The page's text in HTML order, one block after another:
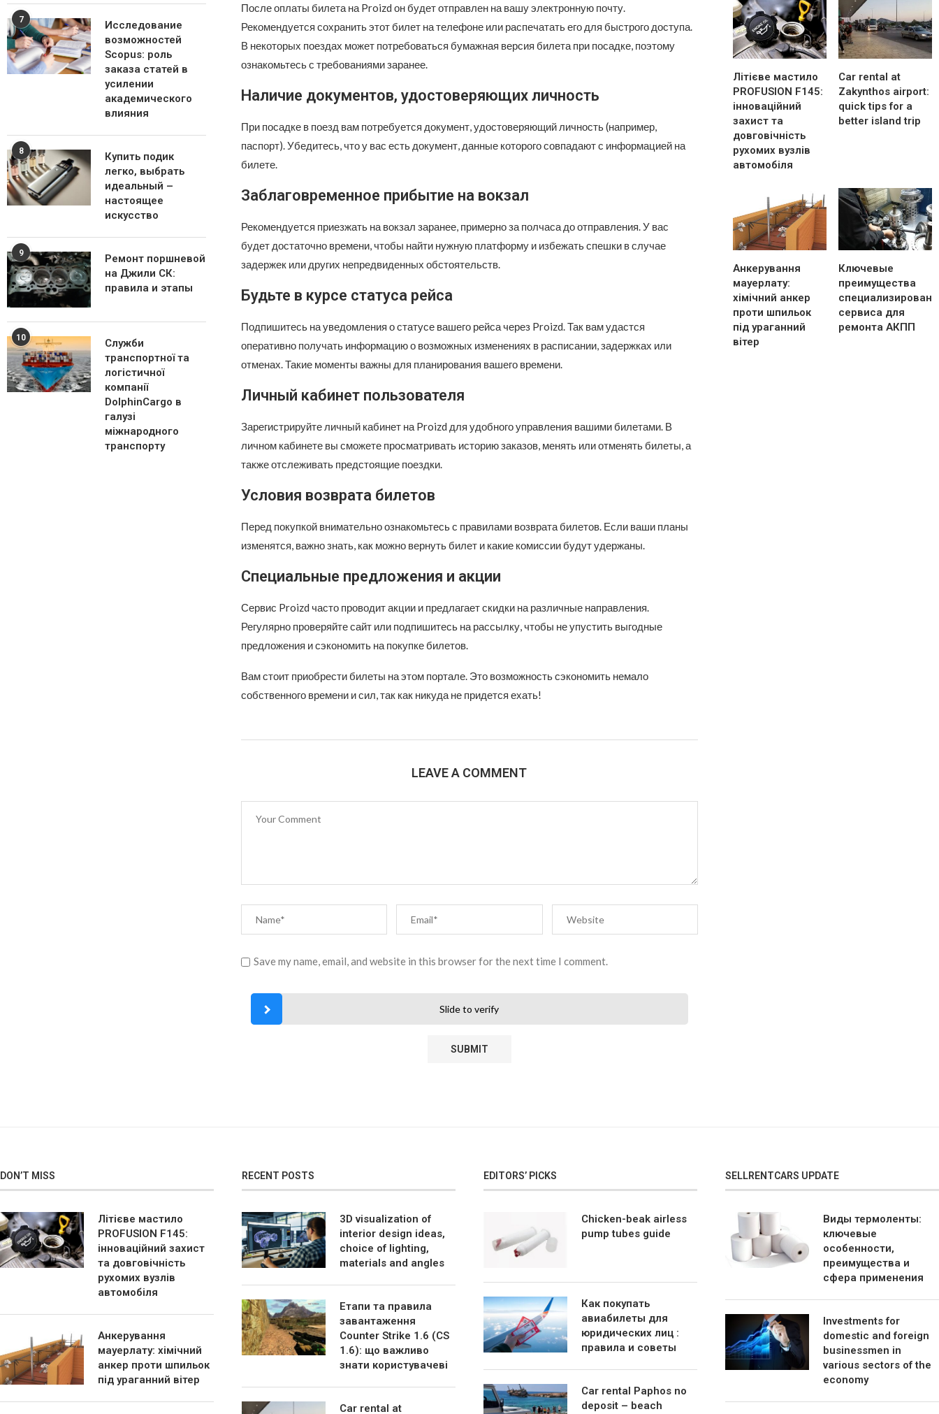
После оплаты билета на Proizd он будет отправлен на вашу электронную почту.
Рекомендуется сохранить этот билет на телефоне или распечатать его для быстрого доступа.
В некоторых поездах может потребоваться бумажная версия билета при посадке, поэтому
ознакомьтесь с требованиями заранее.
Наличие документов, удостоверяющих личность
При посадке в поезд вам потребуется документ, удостоверяющий личность (например,
паспорт). Убедитесь, что у вас есть документ, данные которого совпадают с информацией на
билете.
Заблаговременное прибытие на вокзал
Рекомендуется приезжать на вокзал заранее, примерно за полчаса до отправления. У вас
будет достаточно времени, чтобы найти нужную платформу и избежать спешки в случае
задержек или других непредвиденных обстоятельств.
Будьте в курсе статуса рейса
Подпишитесь на уведомления о статусе вашего рейса через Proizd. Так вам удастся
оперативно получать информацию о возможных изменениях в расписании, задержках или
отменах. Такие моменты важны для планирования вашего времени.
Личный кабинет пользователя
Зарегистрируйте личный кабинет на Proizd для удобного управления вашими билетами. В
личном кабинете вы сможете просматривать историю заказов, менять или отменять билеты, а
также отслеживать предстоящие поездки.
Условия возврата билетов
Перед покупкой внимательно ознакомьтесь с правилами возврата билетов. Если ваши планы
изменятся, важно знать, как можно вернуть билет и какие комиссии будут удержаны.
Специальные предложения и акции
Сервис Proizd часто проводит акции и предлагает скидки на различные направления.
Регулярно проверяйте сайт или подпишитесь на рассылку, чтобы не упустить выгодные
предложения и сэкономить на покупке билетов.
Вам стоит приобрести билеты на этом портале. Это возможность сэкономить немало
собственного времени и сил, так как никуда не придется ехать!
LEAVE A COMMENT
Save my name, email, and website in this browser for the next time I comment.
Slide to verify
Літієве мастило
PROFUSION F145:
інноваційний
захист та
довговічність
рухомих вузлів
автомобіля
Car rental at
Zakynthos airport:
quick tips for a
better island trip
Анкерування
мауерлату:
хімічний анкер
проти шпильок
під ураганний
вітер
Ключевые
преимущества
сервиса для
ремонта АКПП
7
Исследование
возможностей
Scopus: роль
заказа статей в
усилении
академического
влияния
8
Купить подик
легко, выбрать
идеальный –
настоящее
искусство
9
Ремонт поршневой
на Джили СК:
правила и этапы
10
Служби
транспортної та
логістичної
компанії
DolphinCargo в
галузі
міжнародного
транспорту
DON’T MISS
Літієве мастило
PROFUSION F145:
інноваційний захист
та довговічність
рухомих вузлів
автомобіля
Анкерування
мауерлату: хімічний
анкер проти шпильок
під ураганний вітер
RECENT POSTS
3D visualization of
interior design ideas,
choice of lighting,
materials and angles
Етапи та правила
завантаження
Counter Strike 1.6 (CS
1.6): що важливо
знати користувачеві
Car rental at
EDITORS’ PICKS
Chicken-beak airless
pump tubes guide
Как покупать
авиабилеты для
юридических лиц :
правила и советы
Car rental Paphos no
deposit – beach
SELLRENTCARS UPDATE
Виды термоленты:
ключевые
особенности,
преимущества и
сфера применения
Investments for
domestic and foreign
businessmen in
various sectors of the
economy